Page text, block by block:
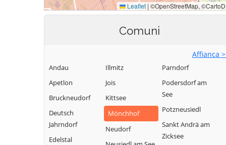
Comuni
Affianca
Andau
Apetlon
Bruckneudorf
Deutsch
Jahrndorf
Edelstal
Illmitz
Jois
Kittsee
Mönchhof
Neudorf
Parndorf
Podersdorf am
See
Potzneusiedl
Sankt Andrä am
Zicksee